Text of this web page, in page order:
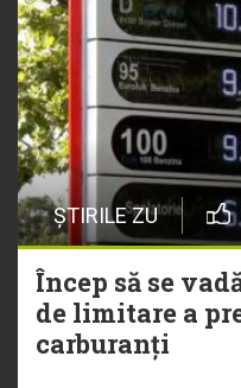
ȘTIRILE ZU
Încep să se
de limitare a
carburanți